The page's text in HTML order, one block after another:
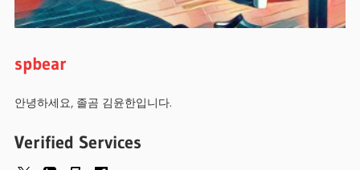
spbear
안녕하세요, 졸곰 김윤한입니다.
Verified Services